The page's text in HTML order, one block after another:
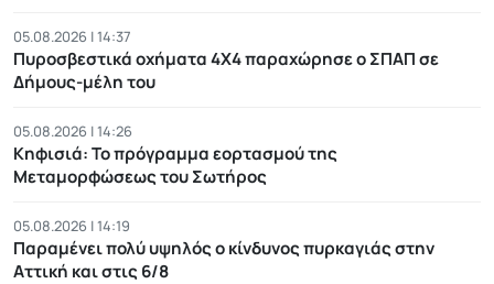
05.08.2026 | 14:37
Πυροσβεστικά οχήματα 4Χ4 παραχώρησε ο ΣΠΑΠ σε
Δήμους-μέλη του
05.08.2026 | 14:26
Κηφισιά: Το πρόγραμμα εορτασμού της
Μεταμορφώσεως του Σωτήρος
05.08.2026 | 14:19
Παραμένει πολύ υψηλός ο κίνδυνος πυρκαγιάς στην
Αττική και στις 6/8